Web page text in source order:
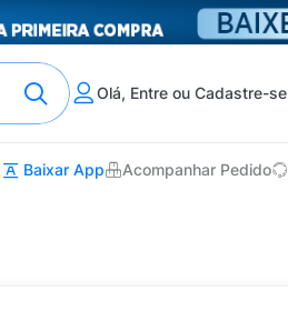
Olá, Entre ou Cadastre-se
Baixar App Acompanhar Pedido